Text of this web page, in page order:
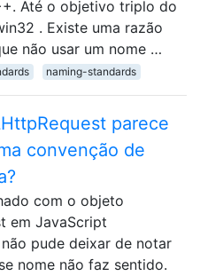
Até o objetivo triplo do
. Existe uma razão
não usar um nome …
naming-standards
parece
convenção de
com o objeto
em JavaScript
pude deixar de notar
nome não faz sentido.